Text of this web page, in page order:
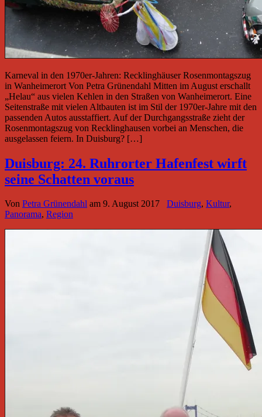
Karneval in den 1970er-Jahren: Recklinghäuser Rosenmontagszug
in Wanheimerort Von Petra Grünendahl Mitten im August erschallt
„Helau“ aus vielen Kehlen in den Straßen von Wanheimerort. Eine
Seitenstraße mit vielen Altbauten ist im Stil der 1970er-Jahre mit den
passenden Autos ausstaffiert. Auf der Durchgangsstraße zieht der
Rosenmontagszug von Recklinghausen vorbei an Menschen, die
ausgelassen feiern. In Duisburg? […]
Duisburg: 24. Ruhrorter Hafenfest wirft
seine Schatten voraus
Von Petra Grünendahl am 9. August 2017 Duisburg, Kultur,
Panorama, Region